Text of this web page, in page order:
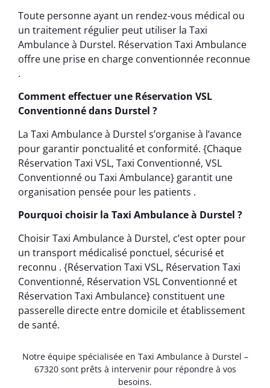
Toute personne ayant un rendez-vous médical ou
un traitement régulier peut utiliser la Taxi
Ambulance à Durstel. Réservation Taxi Ambulance
offre une prise en charge conventionnée reconnue
.
Comment effectuer une Réservation VSL
Conventionné dans Durstel ?
La Taxi Ambulance à Durstel s’organise à l’avance
pour garantir ponctualité et conformité. {Chaque
Réservation Taxi VSL, Taxi Conventionné, VSL
Conventionné ou Taxi Ambulance} garantit une
organisation pensée pour les patients .
Pourquoi choisir la Taxi Ambulance à Durstel ?
Choisir Taxi Ambulance à Durstel, c’est opter pour
un transport médicalisé ponctuel, sécurisé et
reconnu . {Réservation Taxi VSL, Réservation Taxi
Conventionné, Réservation VSL Conventionné et
Réservation Taxi Ambulance} constituent une
passerelle directe entre domicile et établissement
de santé.
Notre équipe spécialisée en Taxi Ambulance à Durstel –
67320 sont prêts à intervenir pour répondre à vos
besoins.